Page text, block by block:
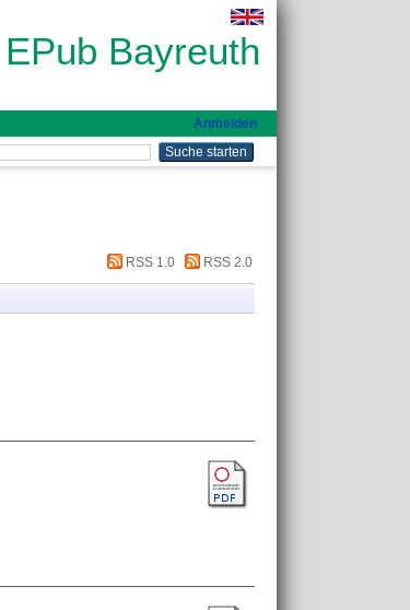
EPub Bayreuth
Anmelden
RSS 1.0 RSS 2.0